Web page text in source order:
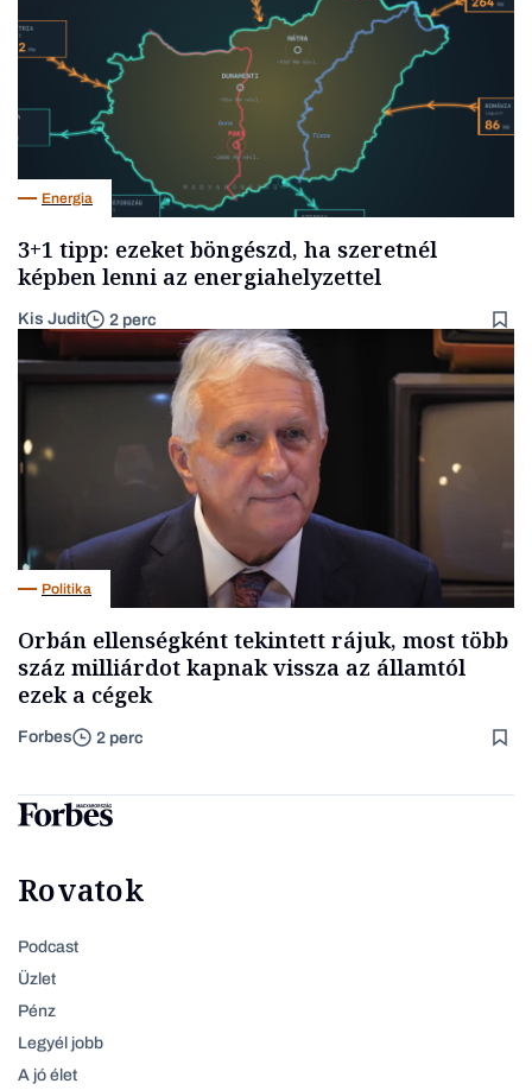
Energia
3+1 tipp: ezeket böngészd, ha szeretnél
képben lenni az energiahelyzettel
Kis Judit 2 perc
Politika
Orbán ellenségként tekintett rájuk, most több
száz milliárdot kapnak vissza az államtól
ezek a cégek
Forbes 2 perc
Rovatok
Podcast
Üzlet
Pénz
Legyél jobb
A jó élet